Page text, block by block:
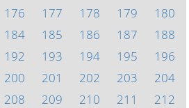
176 177 178 179
180
184 185 186 187
188
192 193 194 195
196
200 201 202 203
204
208 209 210 211
212